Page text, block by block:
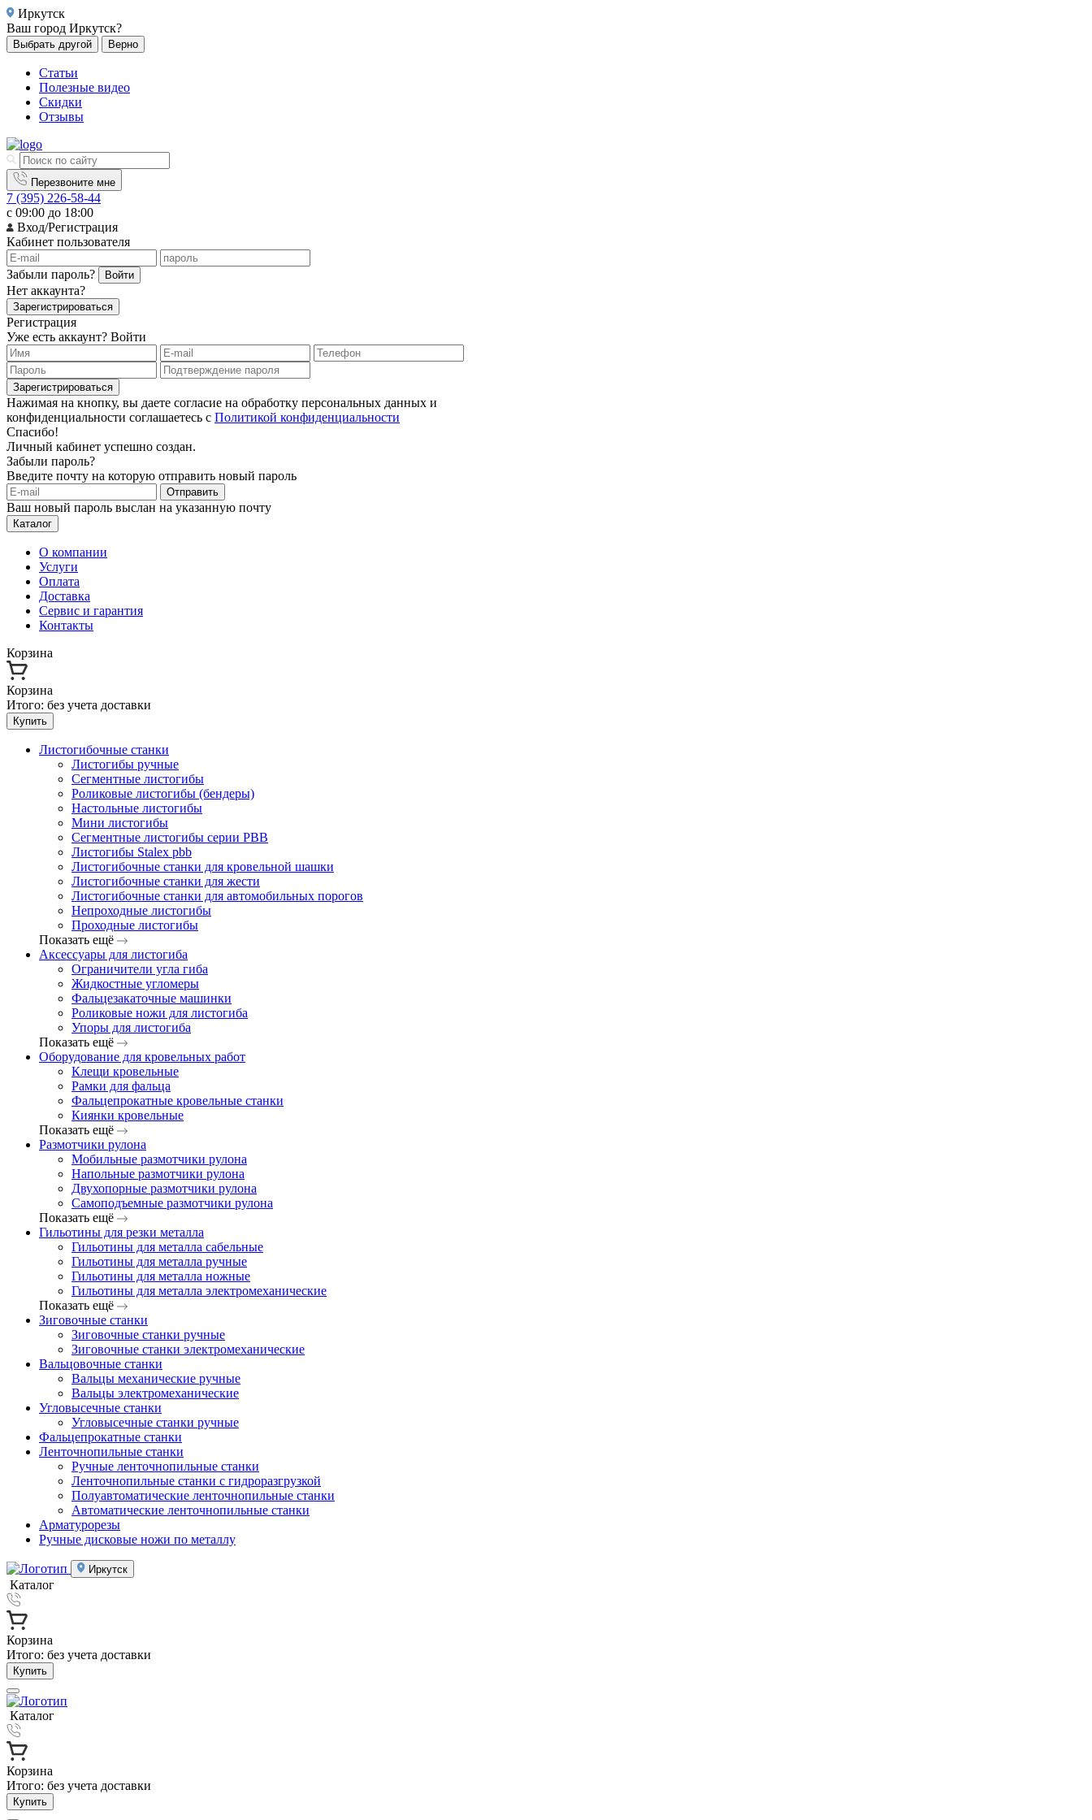
Иркутск
Ваш город Иркутск?
Выбрать другой Верно
Статьи
Полезные видео
Скидки
Отзывы
Перезвоните мне
7 (395) 226-58-44
с 09:00 до 18:00
Вход/Регистрация
Кабинет пользователя
Забыли пароль? Войти
Нет аккаунта?
Зарегистрироваться
Регистрация
Уже есть аккаунт? Войти
Зарегистрироваться
Нажимая на кнопку, вы даете согласие на обработку персональных данных и
конфиденциальности соглашаетесь с Политикой конфиденциальности
Спасибо!
Личный кабинет успешно создан.
Забыли пароль?
Введите почту на которую отправить новый пароль
Отправить
Ваш новый пароль выслан на указанную почту
Каталог
О компании
Услуги
Оплата
Доставка
Сервис и гарантия
Контакты
Корзина
Корзина
Итого: без учета доставки
Купить
Листогибочные станки
Листогибы ручные
Сегментные листогибы
Роликовые листогибы (бендеры)
Настольные листогибы
Мини листогибы
Сегментные листогибы серии PBB
Листогибы Stalex pbb
Листогибочные станки для кровельной шашки
Листогибочные станки для жести
Листогибочные станки для автомобильных порогов
Непроходные листогибы
Проходные листогибы
Показать ещё
Аксессуары для листогиба
Ограничители угла гиба
Жидкостные угломеры
Фальцезакаточные машинки
Роликовые ножи для листогиба
Упоры для листогиба
Показать ещё
Оборудование для кровельных работ
Клещи кровельные
Рамки для фальца
Фальцепрокатные кровельные станки
Киянки кровельные
Показать ещё
Размотчики рулона
Мобильные размотчики рулона
Напольные размотчики рулона
Двухопорные размотчики рулона
Самоподъемные размотчики рулона
Показать ещё
Гильотины для резки металла
Гильотины для металла сабельные
Гильотины для металла ручные
Гильотины для металла ножные
Гильотины для металла электромеханические
Показать ещё
Зиговочные станки
Зиговочные станки ручные
Зиговочные станки электромеханические
Вальцовочные станки
Вальцы механические ручные
Вальцы электромеханические
Угловысечные станки
Угловысечные станки ручные
Фальцепрокатные станки
Ленточнопильные станки
Ручные ленточнопильные станки
Ленточнопильные станки с гидроразгрузкой
Полуавтоматические ленточнопильные станки
Автоматические ленточнопильные станки
Арматурорезы
Ручные дисковые ножи по металлу
Иркутск
Каталог
Корзина
Итого: без учета доставки
Купить
Каталог
Корзина
Итого: без учета доставки
Купить